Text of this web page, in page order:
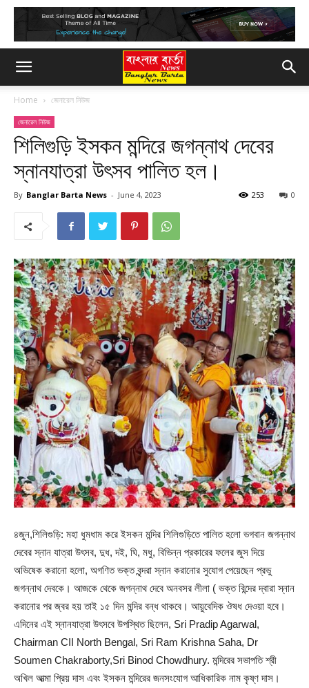
Home জেনারেল নিউজ
জেনারেল নিউজ
শিলিগুড়ি ইসকন মন্দিরে জগন্নাথ দেবের
স্নানযাত্রা উৎসব পালিত হল।
By Banglar Barta News - June 4, 2023 0
253
৪জুন,শিলিগুড়ি: মহা ধুমধাম করে ইসকন মন্দির শিলিগুড়িতে পালিত হলো ভগবান জগন্নাথ
দেবের স্নান যাত্রা উৎসব, দুধ, দই, ঘি, মধু, বিভিন্ন প্রকারের ফলের জুস দিয়ে
অভিষেক করানো হলো, অগণিত ভক্ত বৃন্দরা স্নান করানোর সুযোগ পেয়েছেন প্রভু
জগন্নাথ দেবকে। আজকে থেকে জগন্নাথ দেবে অনবসর লীলা ( ভক্ত বিন্দের দ্বারা স্নান
করানোর পর জ্বর হয় তাই ১৫ দিন মন্দির বন্ধ থাকবে। আয়ুবেদিক ঔষধ দেওয়া হবে।
এদিনের এই স্নানযাত্রা উৎসবে উপস্থিত ছিলেন, Sri Pradip Agarwal,
Chairman CII North Bengal, Sri Ram Krishna Saha, Dr
Soumen Chakraborty,Sri Binod Chowdhury. মন্দিরের সভাপতি শ্রী
অখিল আত্মা প্রিয় দাস এবং ইসকন মন্দিরের জনসংযোগ আধিকারিক নাম কৃষ্ণ দাস।